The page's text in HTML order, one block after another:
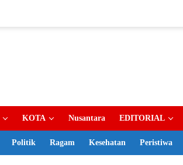
KOTA Nusantara EDITORIAL
Politik Ragam Kesehatan Peristiwa